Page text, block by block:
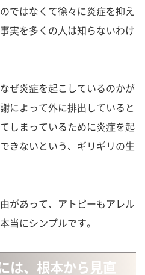
ではなくて徐々に炎症を抑え
実を多くの人は知らないわけ
ぜ炎症を起こしているのかが
によって外に排出していると
しまっているために炎症を起
きないという、ギリギリの生
があって、アトピーもアレル
当にシンプルです。
は、根本から見直